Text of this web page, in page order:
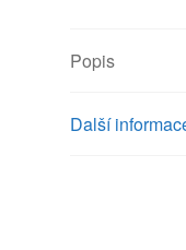
Popis
Další